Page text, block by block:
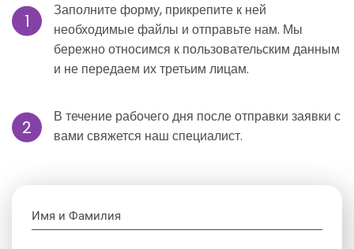
1
Заполните форму, прикрепите к ней
необходимые файлы и отправьте нам. Мы
бережно относимся к пользовательским данным
и не передаем их третьим лицам.
2
В течение рабочего дня после отправки заявки с
вами свяжется наш специалист.
Оставьте это поле пустым.